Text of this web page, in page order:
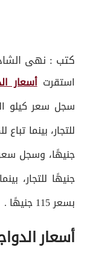
كتب : نهى
استقرتأسعار
جنيهًا للتجار،
بسعر 115 جنيهًا .
أسعار